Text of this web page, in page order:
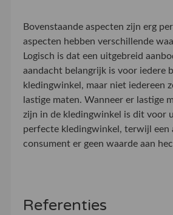
Bovenstaande aspecten zijn erg
aspecten hebben verschillende
Logisch is dat een uitgebreid
aandacht belangrijk is voor iedere
kledingwinkel, maar niet iedereen
lastige maten. Wanneer er lastige
zijn in de kledingwinkel is dit voor
perfecte kledingwinkel, terwijl een
consument er geen waarde aan
Referenties